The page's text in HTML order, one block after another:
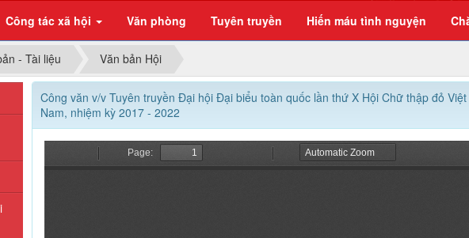
người, Ở mọi nơi
Công tác xã hội Văn phòng Tuyên truyền Hiến máu tình nguyện
- Tài liệu Văn bản Hội
Công văn v/v Tuyên truyền Đại hội Đại biểu toàn quốc lần thứ X Hội Chữ thập đỏ Việt
Nam, nhiệm kỳ 2017 - 2022